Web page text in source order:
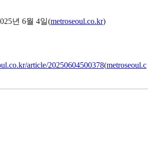
년 6월 4일(metroseoul.co.kr)
article/20250604500378(metroseoul.c